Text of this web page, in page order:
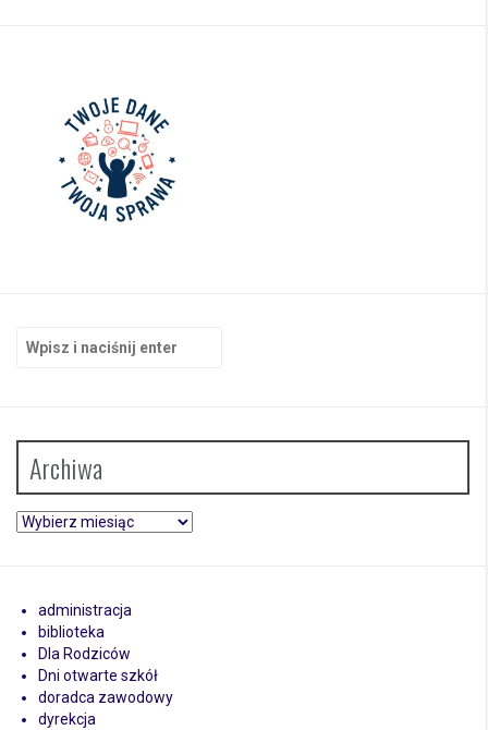
Szukaj:
Archiwa
Archiwa
administracja
biblioteka
Dla Rodziców
Dni otwarte szkół
doradca zawodowy
dyrekcja